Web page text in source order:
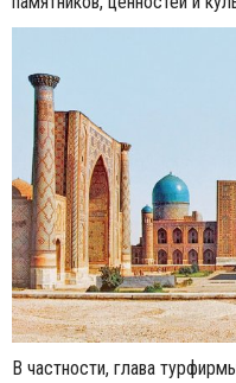
В частности, глава